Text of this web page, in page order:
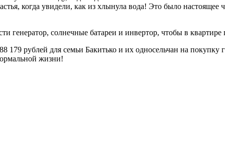
когда увидели, как из хлынула вода! Это было настоящее
генератор, солнечные батареи и инвертор, чтобы в квартире
рублей для семьи Бакитько и их односельчан на покупку
жизни!